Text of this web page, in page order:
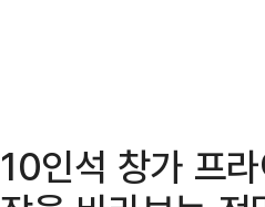
10인석 창가 프